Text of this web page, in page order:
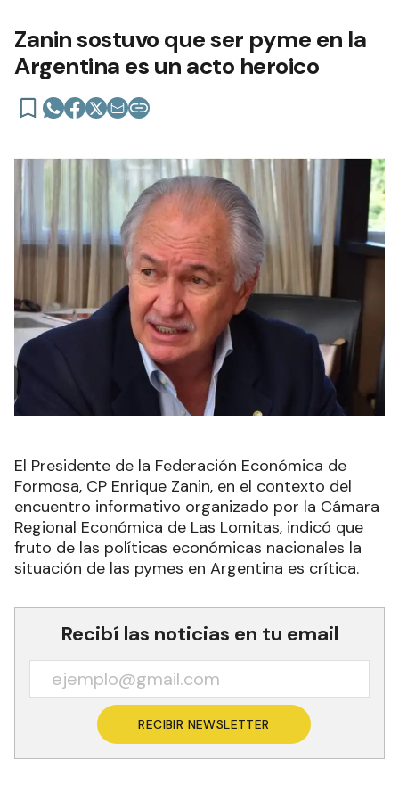
Zanin sostuvo que ser pyme en la
Argentina es un acto heroico
El Presidente de la Federación Económica de
Formosa, CP Enrique Zanin, en el contexto del
encuentro informativo organizado por la Cámara
Regional Económica de Las Lomitas, indicó que
fruto de las políticas económicas nacionales la
situación de las pymes en Argentina es crítica.
Recibí las noticias en tu email
RECIBIR NEWSLETTER